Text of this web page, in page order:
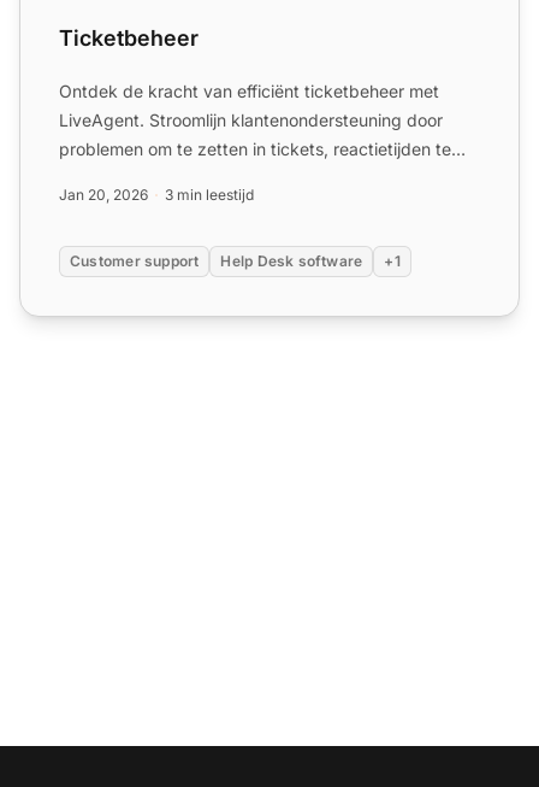
Ticketbeheer
Ontdek de kracht van efficiënt ticketbeheer met
LiveAgent. Stroomlijn klantenondersteuning door
problemen om te zetten in tickets, reactietijden te
Jan 20, 2026 3 min leestijd
Customer support Help Desk software +1